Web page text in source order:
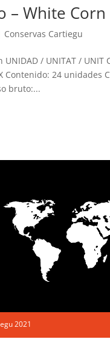
– White Corn
Conservas Cartiegu
/ UNITAT /
Contenido: 24
bruto:...
2021